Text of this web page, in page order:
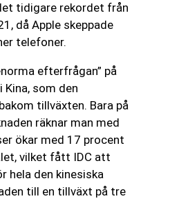
tidigare rekordet från
då Apple skeppade
telefoner.
efterfrågan” på
Kina, som den
tillväxten. Bara på
räknar man med
ökar med 17 procent
vilket fått IDC att
hela den kinesiska
till en tillväxt på tre